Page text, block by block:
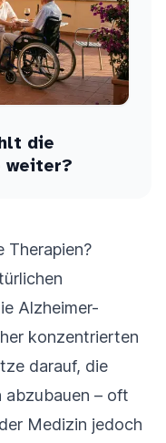
die
weiter?
Therapien?
Alzheimer-
konzentrierten
darauf, die
abzubauen – oft
Medizin jedoch